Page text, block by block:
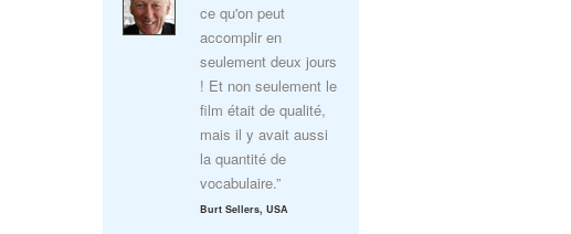
ce qu'on peut
accomplir en
seulement deux jours
! Et non seulement le
film était de qualité,
mais il y avait aussi
la quantité de
vocabulaire.”
Burt Sellers, USA